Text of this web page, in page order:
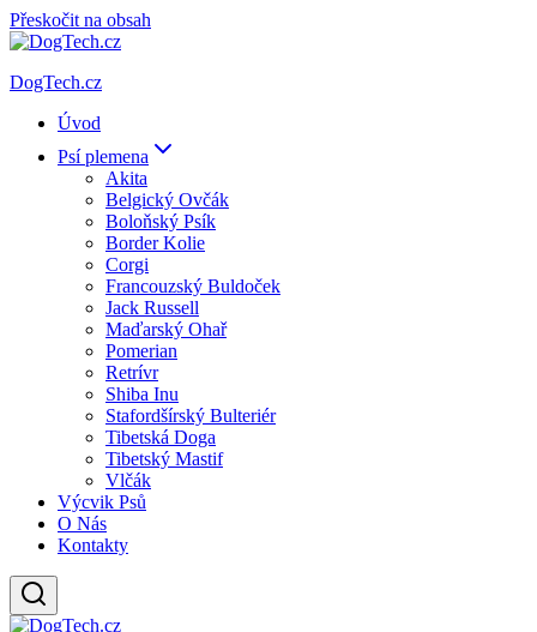
Přeskočit na obsah
DogTech.cz
Úvod
Psí plemena
Akita
Belgický Ovčák
Boloňský Psík
Border Kolie
Corgi
Francouzský Buldoček
Jack Russell
Maďarský Ohař
Pomerian
Retrívr
Shiba Inu
Stafordšírský Bulteriér
Tibetská Doga
Tibetský Mastif
Vlčák
Výcvik Psů
O Nás
Kontakty